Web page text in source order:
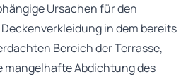
Ursachen für den
in dem bereits
Bereich der Terrasse,
mangelhafte Abdichtung des